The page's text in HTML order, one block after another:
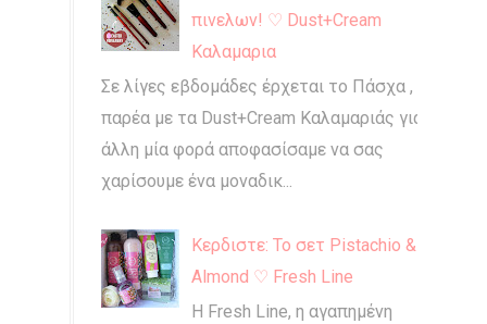
πινελων! ♡ Dust+Cream
Καλαμαρια
Σε λίγες εβδομάδες έρχεται το Πάσχα , και
παρέα με τα Dust+Cream Καλαμαριάς για
άλλη μία φορά αποφασίσαμε να σας
χαρίσουμε ένα μοναδικ...
Κερδιστε: Το σετ Pistachio &
Almond ♡ Fresh Line
Η Fresh Line, η αγαπημένη